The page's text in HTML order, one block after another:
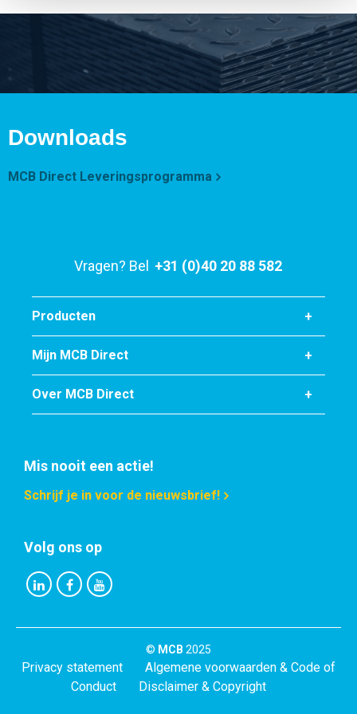
Downloads
MCB Direct Leveringsprogramma
Vragen? Bel +31 (0)40 20 88 582
Producten
Mijn MCB Direct
Over MCB Direct
Mis nooit een actie!
Schrijf je in voor de nieuwsbrief!
Volg ons op
© MCB 2025
Privacy statement
Algemene voorwaarden & Code of
Conduct
Disclaimer & Copyright